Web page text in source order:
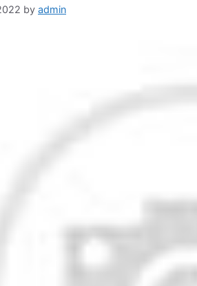
by admin